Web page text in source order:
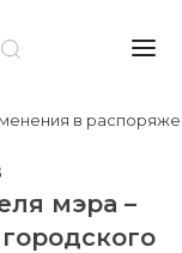
в
мэра –